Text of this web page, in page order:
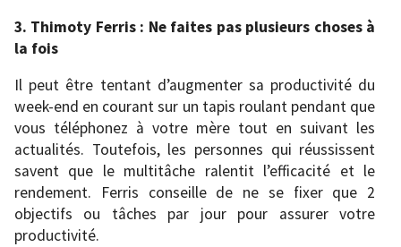
3. Thimoty Ferris : Ne faites pas plusieurs choses à
la fois
Il peut être tentant d’augmenter sa productivité du
week-end en courant sur un tapis roulant pendant que
vous téléphonez à votre mère tout en suivant les
actualités. Toutefois, les personnes qui réussissent
savent que le multitâche ralentit l’efficacité et le
rendement. Ferris conseille de ne se fixer que 2
objectifs ou tâches par jour pour assurer votre
productivité.